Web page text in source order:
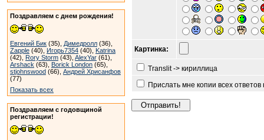
Поздравляем с днем рождения!
Евгений Бик (35), Димедролл (36),
Zapple (40), Игорь7354 (40), Katrina
(42), Rory Storm (43), AlexYar (61),
Arshack (63), Borick London (65),
stjohnswood (66), Андрей Хрисанфов
(77)
Показать всех
Поздравляем с годовщиной
регистрации!
Картинка:
Translit -> кириллица
Прислать мне копии всех